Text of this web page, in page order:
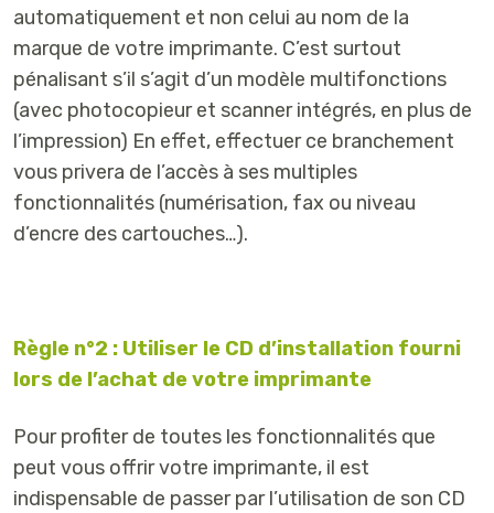
automatiquement et non celui au nom de la
marque de votre imprimante. C’est surtout
pénalisant s’il s’agit d’un modèle multifonctions
(avec photocopieur et scanner intégrés, en plus de
l’impression) En effet, effectuer ce branchement
vous privera de l’accès à ses multiples
fonctionnalités (numérisation, fax ou niveau
d’encre des cartouches…).
Règle n°2 : Utiliser le CD d’installation fourni
lors de l’achat de votre imprimante
Pour profiter de toutes les fonctionnalités que
peut vous offrir votre imprimante, il est
indispensable de passer par l’utilisation de son CD